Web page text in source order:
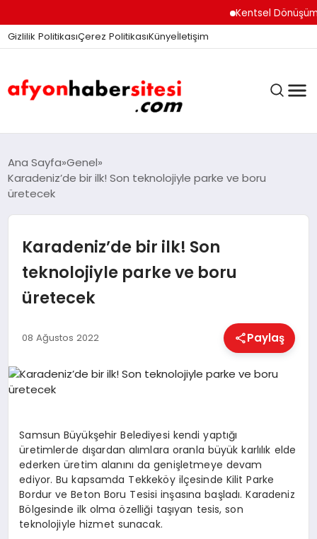
Kentsel Dönüşüm Ofisi
Gizlilik PolitikasıÇerez PolitikasıKünyeİletişim
ANASAYFA
GÜNDEM
DÜNYA
EKONOMI
MAGAZIN
SAĞLIK
Ana Sayfa Genel
Karadeniz’de bir ilk! Son teknolojiyle parke ve boru
üretecek
Karadeniz’de bir ilk! Son
teknolojiyle parke ve boru
üretecek
08 Ağustos 2022 Paylaş
Samsun Büyükşehir Belediyesi kendi yaptığı
üretimlerde dışardan alımlara oranla büyük karlılık elde
ederken üretim alanını da genişletmeye devam
ediyor. Bu kapsamda Tekkeköy ilçesinde Kilit Parke
Bordur ve Beton Boru Tesisi inşasına başladı. Karadeniz
Bölgesinde ilk olma özelliği taşıyan tesis, son
teknolojiyle hizmet sunacak.